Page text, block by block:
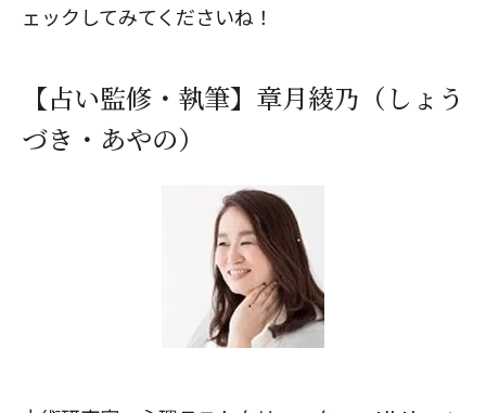
ェックしてみてくださいね！
【占い監修・執筆】章月綾乃（しょう
づき・あやの）